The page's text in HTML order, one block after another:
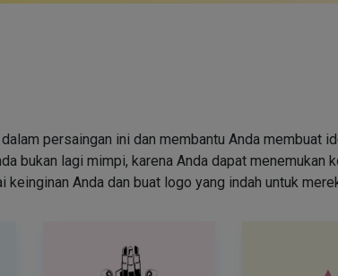
persaingan ini dan membantu Anda membuat
bukan lagi mimpi, karena Anda dapat
Anda dan buat logo yang indah untuk